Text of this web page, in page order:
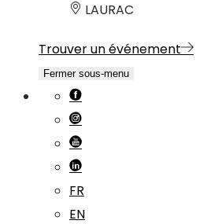
LAURAC
Trouver un événement
Fermer sous-menu
FR
EN